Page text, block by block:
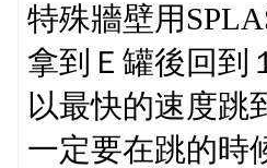
特殊牆壁用
拿到Ｅ罐後回到
以最快的速度跳
一定要在跳的時